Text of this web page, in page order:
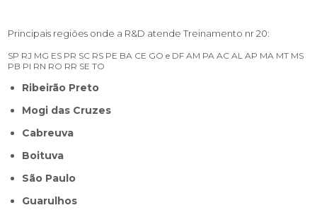
Principais regiões onde a R&D atende Treinamento nr 20:
SP RJ MG ES PR SC RS PE BA CE GO e DF AM PA AC AL AP MA MT MS
PB PI RN RO RR SE TO
Ribeirão Preto
Mogi das Cruzes
Cabreuva
Boituva
São Paulo
Guarulhos